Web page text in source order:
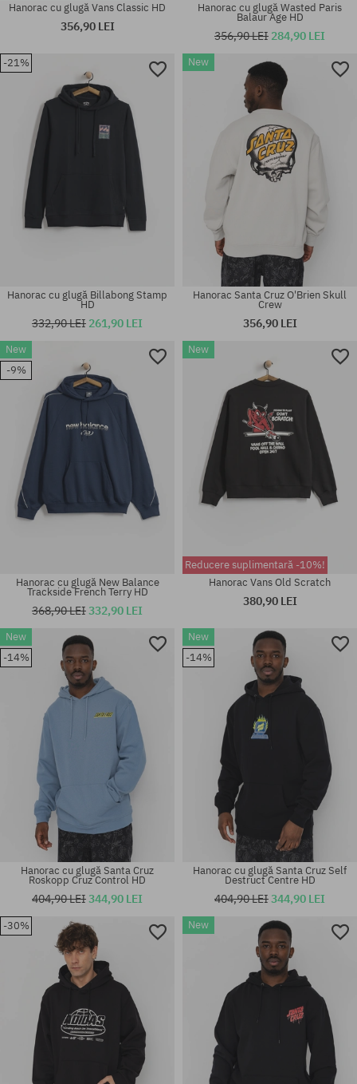
Mărimi existente:
Mărimi existente:
S; M; L; XL; XXL
Mărimi existente:
S; M; L; XL; XXL
Hanorac cu glugă Vans Classic HD
356,90 LEI
Mărimi existente:
Hanorac cu glugă Wasted Paris
Balaur Age HD
356,90 LEI 284,90 LEI
-21%
Mărimi existente:
M; L; XL
Hanorac cu glugă Billabong Stamp
HD
332,90 LEI 261,90 LEI
New
Mărimi existente:
M; L; XL
Hanorac Santa Cruz O'Brien Skull
Crew
356,90 LEI
New
-9%
Mărimi existente:
Hanorac cu glugă New Balance
Trackside French Terry HD
368,90 LEI332,90 LEI
New
Mărimi existente:
Reducere suplimentară -10%!
Hanorac Vans Old Scratch
380,90 LEI
New
-14%
Hanorac cu glugă Santa Cruz
Roskopp Cruz Control HD
404,90 LEI344,90 LEI
New
-14%
Hanorac cu glugă Santa Cruz Self
Destruct Centre HD
404,90 LEI344,90 LEI
-30% New